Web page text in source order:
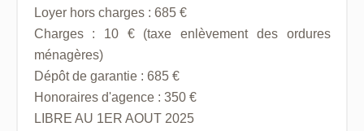
Loyer hors charges : 685 €
Charges : 10 € (taxe enlèvement des ordures
ménagères)
Dépôt de garantie : 685 €
Honoraires d'agence : 350 €
LIBRE AU 1ER AOUT 2025